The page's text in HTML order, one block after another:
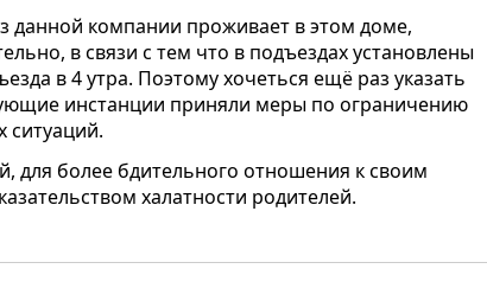
данной компании проживает в этом доме,
в связи с тем что в подъездах установлены
в 4 утра. Поэтому хочеться ещё раз указать
инстанции приняли меры по ограничению
ситуаций.
для более бдительного отношения к своим
халатности родителей.